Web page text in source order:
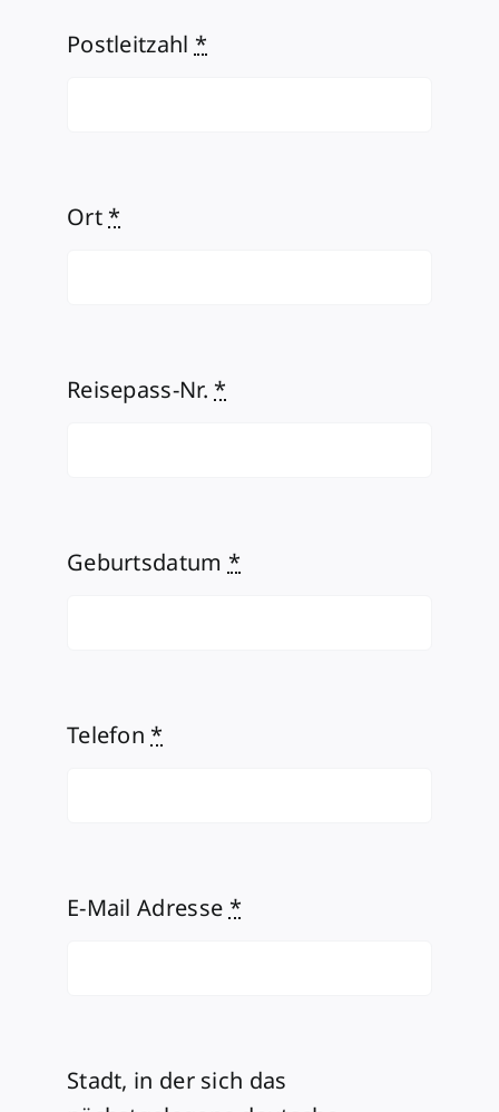
Postleitzahl *
Ort *
Reisepass-Nr. *
Geburtsdatum *
Telefon *
E-Mail Adresse *
Stadt, in der sich das